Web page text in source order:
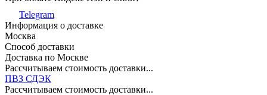
Telegram
Информация о доставке
Москва
Способ доставки
Доставка по Москве
Рассчитываем стоимость доставки...
ПВЗ СДЭК
Рассчитываем стоимость доставки...